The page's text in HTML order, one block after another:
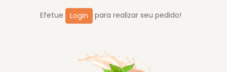
Efetue Login para realizar seu pedido!